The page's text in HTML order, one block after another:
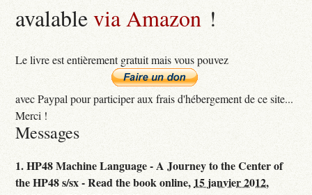
avalablevia Amazon !
Le livre est entièrement gratuit mais vous pouvez
avec Paypal pour participer aux frais d'hébergement de ce site...
Merci !
Messages
1.HP48 Machine Language - A Journey to the Center of
the HP48 s/sx - Read the book online, 15 janvier 2012,